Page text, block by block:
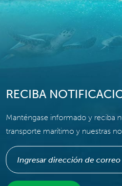
RECIBA
Manténgase informado y reciba
transporte marítimo y nuestras